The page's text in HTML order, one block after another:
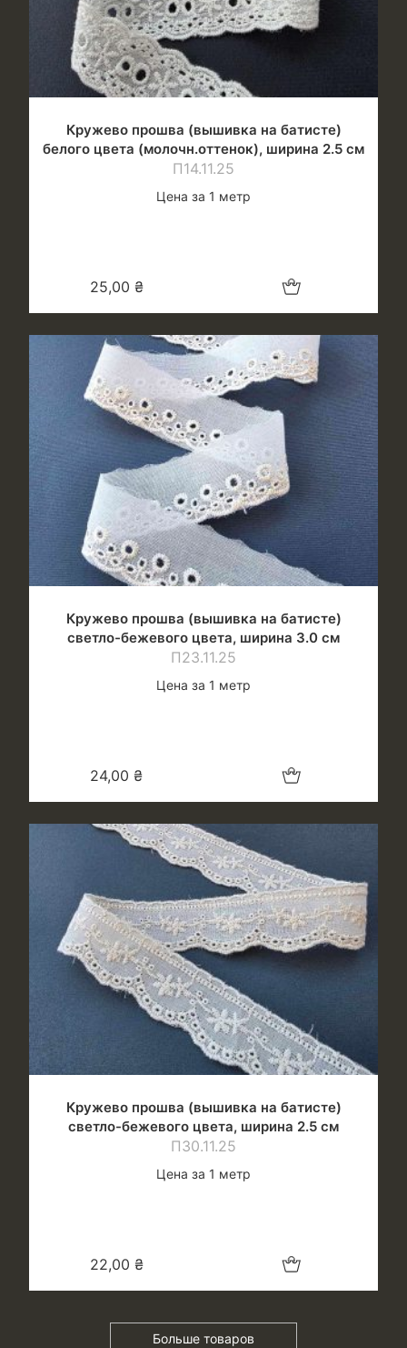
Кружево прошва (вышивка на батисте)
белого цвета (молочн.оттенок), ширина 2.5 см
П14.11.25
Цена за 1 метр
25,00 ₴ Добавить в корзину
Кружево прошва (вышивка на батисте)
светло-бежевого цвета, ширина 3.0 см
П23.11.25
Цена за 1 метр
24,00 ₴ Добавить в корзину
Кружево прошва (вышивка на батисте)
светло-бежевого цвета, ширина 2.5 см
П30.11.25
Цена за 1 метр
22,00 ₴ Добавить в корзину
Больше товаров